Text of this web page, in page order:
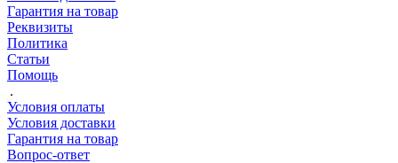
Гарантия на товар
Реквизиты
Политика
Статьи
Помощь
Условия оплаты
Условия доставки
Гарантия на товар
Вопрос-ответ